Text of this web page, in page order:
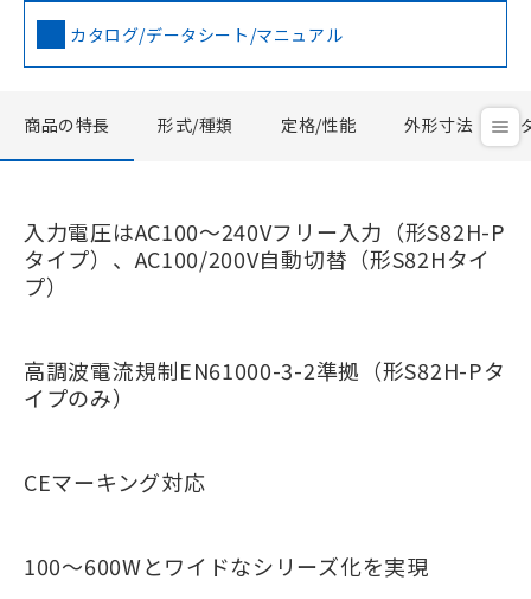
カタログ/データシート/マニュアル
商品の特長 形式/種類 定格/性能 外形寸法
入力電圧はAC100～240Vフリー入力（形S82H-P
タイプ）、AC100/200V自動切替（形S82Hタイ
プ）
高調波電流規制EN61000-3-2準拠（形S82H-Pタ
イプのみ）
CEマーキング対応
100～600Wとワイドなシリーズ化を実現